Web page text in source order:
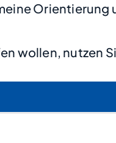
wollen, nutzen